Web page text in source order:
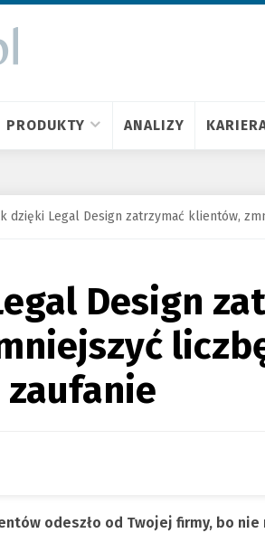
PRODUKTY ANALIZY
dzięki Legal Design zatrzymać klientów,
Design
odeszło od Twojej firmy, bo